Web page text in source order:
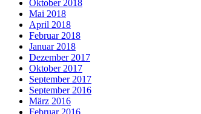
Oktober 2018
Mai 2018
April 2018
Februar 2018
Januar 2018
Dezember 2017
Oktober 2017
September 2017
September 2016
März 2016
Februar 2016